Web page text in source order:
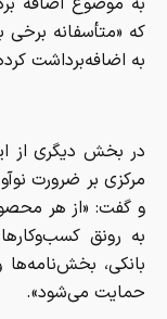
و گفت: «از هر
به رونق
وی تاکید کرد که
تولید است؛ چراکه
کارایی را دارند.»